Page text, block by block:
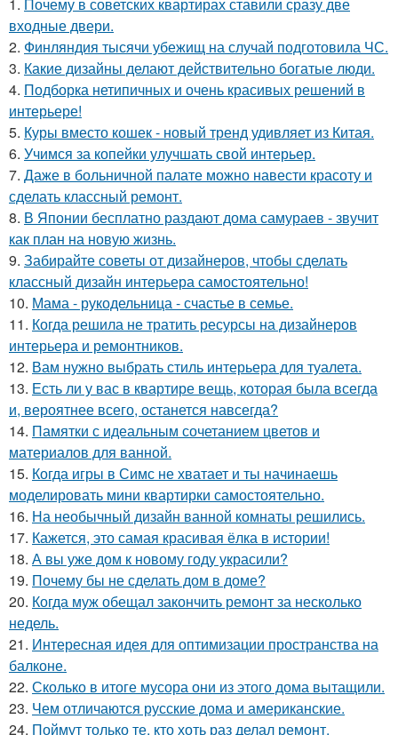
входные двери.
2. Финляндия тысячи убежищ на случай подготовила ЧС.
3. Какие дизайны делают действительно богатые люди.
4. Подборка нетипичных и очень красивых решений в
интерьере!
5. Куры вместо кошек - новый тренд удивляет из Китая.
6. Учимся за копейки улучшать свой интерьер.
7. Даже в больничной палате можно навести красоту и
сделать классный ремонт.
8. В Японии бесплатно раздают дома самураев - звучит
как план на новую жизнь.
9. Забирайте советы от дизайнеров, чтобы сделать
классный дизайн интерьера самостоятельно!
10. Мама - рукодельница - счастье в семье.
11. Когда решила не тратить ресурсы на дизайнеров
интерьера и ремонтников.
12. Вам нужно выбрать стиль интерьера для туалета.
13. Есть ли у вас в квартире вещь, которая была всегда
и, вероятнее всего, останется навсегда?
14. Памятки с идеальным сочетанием цветов и
материалов для ванной.
15. Когда игры в Симс не хватает и ты начинаешь
моделировать мини квартирки самостоятельно.
16. На необычный дизайн ванной комнаты решились.
17. Кажется, это самая красивая ёлка в истории!
18. А вы уже дом к новому году украсили?
19. Почему бы не сделать дом в доме?
20. Когда муж обещал закончить ремонт за несколько
недель.
21. Интересная идея для оптимизации пространства на
балконе.
22. Сколько в итоге мусора они из этого дома вытащили.
23. Чем отличаются русские дома и американские.
24. Поймут только те, кто хоть раз делал ремонт.